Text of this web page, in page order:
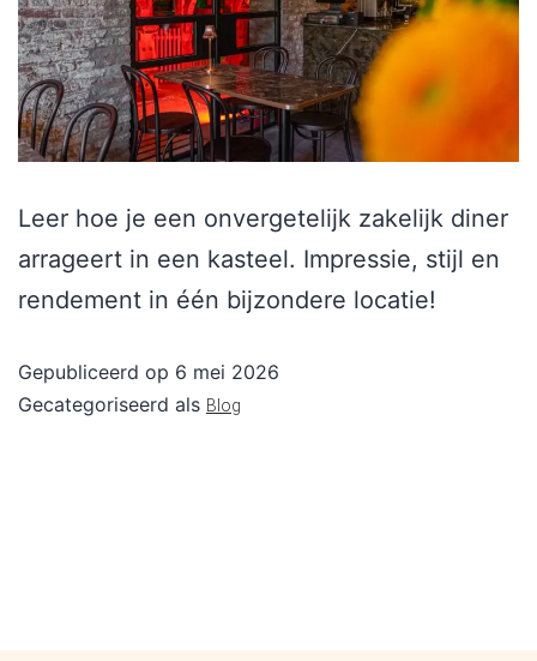
Leer hoe je een onvergetelijk zakelijk diner
arrageert in een kasteel. Impressie, stijl en
rendement in één bijzondere locatie!
Gepubliceerd op 6 mei 2026
Gecategoriseerd als Blog